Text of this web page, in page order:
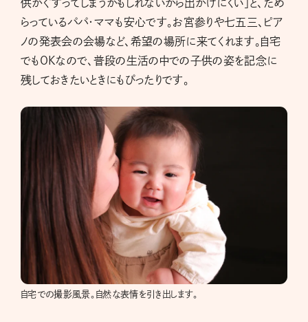
供がぐずってしまうかもしれないから出かけにくい」と、ため
らっているパパ・ママも安心です。お宮参りや七五三、ピア
ノの発表会の会場など、希望の場所に来てくれます。自宅
でもOKなので、普段の生活の中での子供の姿を記念に
残しておきたいときにもぴったりです。
自宅での撮影風景。自然な表情を引き出します。